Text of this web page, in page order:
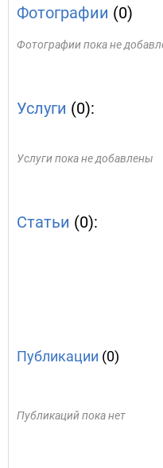
Фотографии (0)
Фотографии пока не
Услуги (0):
Услуги пока не добавлены
Статьи (0):
Публикации (0)
Публикаций пока нет